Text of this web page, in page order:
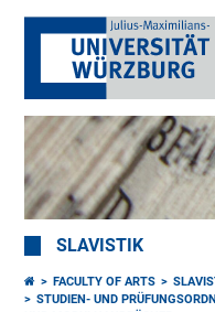
SLAVISTIK
FACULTY OF ARTS
STUDIEN- UND